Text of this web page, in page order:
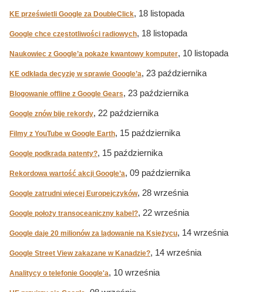
KE prześwietli Google za DoubleClick, 18 listopada
Google chce częstotliwości radiowych, 18 listopada
Naukowiec z Google’a pokaże kwantowy komputer, 10 listopada
KE odkłada decyzję w sprawie Google’a, 23 października
Blogowanie offline z Google Gears, 23 października
Google znów bije rekordy, 22 października
Filmy z YouTube w Google Earth, 15 października
Google podkrada patenty?, 15 października
Rekordowa wartość akcji Google’a, 09 października
Google zatrudni więcej Europejczyków, 28 września
Google położy transoceaniczny kabel?, 22 września
Google daje 20 milionów za lądowanie na Księżycu, 14 września
Google Street View zakazane w Kanadzie?, 14 września
Analitycy o telefonie Google'a, 10 września